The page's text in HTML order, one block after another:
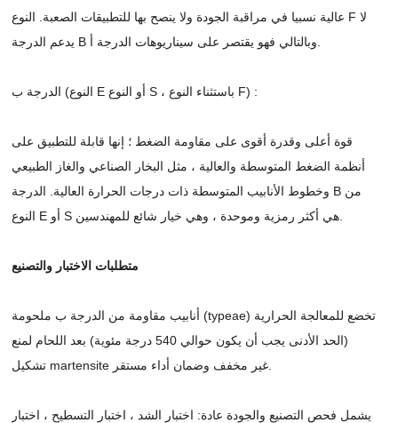
عالية نسبيا في مراقبة الجودة ولا ينصح بها للتطبيقات الصعبة. النوع F لا
الدرجة ب (النوع E أو النوع S ، باستثناء النوع F) :
قوة أعلى وقدرة أقوى على مقاومة الضغط ؛ إنها قابلة للتطبيق على
أنظمة الضغط المتوسطة والعالية ، مثل البخار الصناعي والغاز الطبيعي
وخطوط الأنابيب المتوسطة ذات درجات الحرارة العالية. الدرجة B من
متطلبات الاختبار والتصنيع
أنابيب مقاومة من الدرجة ب ملحومة (typeae) تخضع للمعالجة الحرارية
(الحد الأدنى يجب أن يكون حوالي 540 درجة مئوية) بعد اللحام لمنع
يشمل فحص التصنيع والجودة عادة: اختبار الشد ، اختبار التسطيح ، اختبار